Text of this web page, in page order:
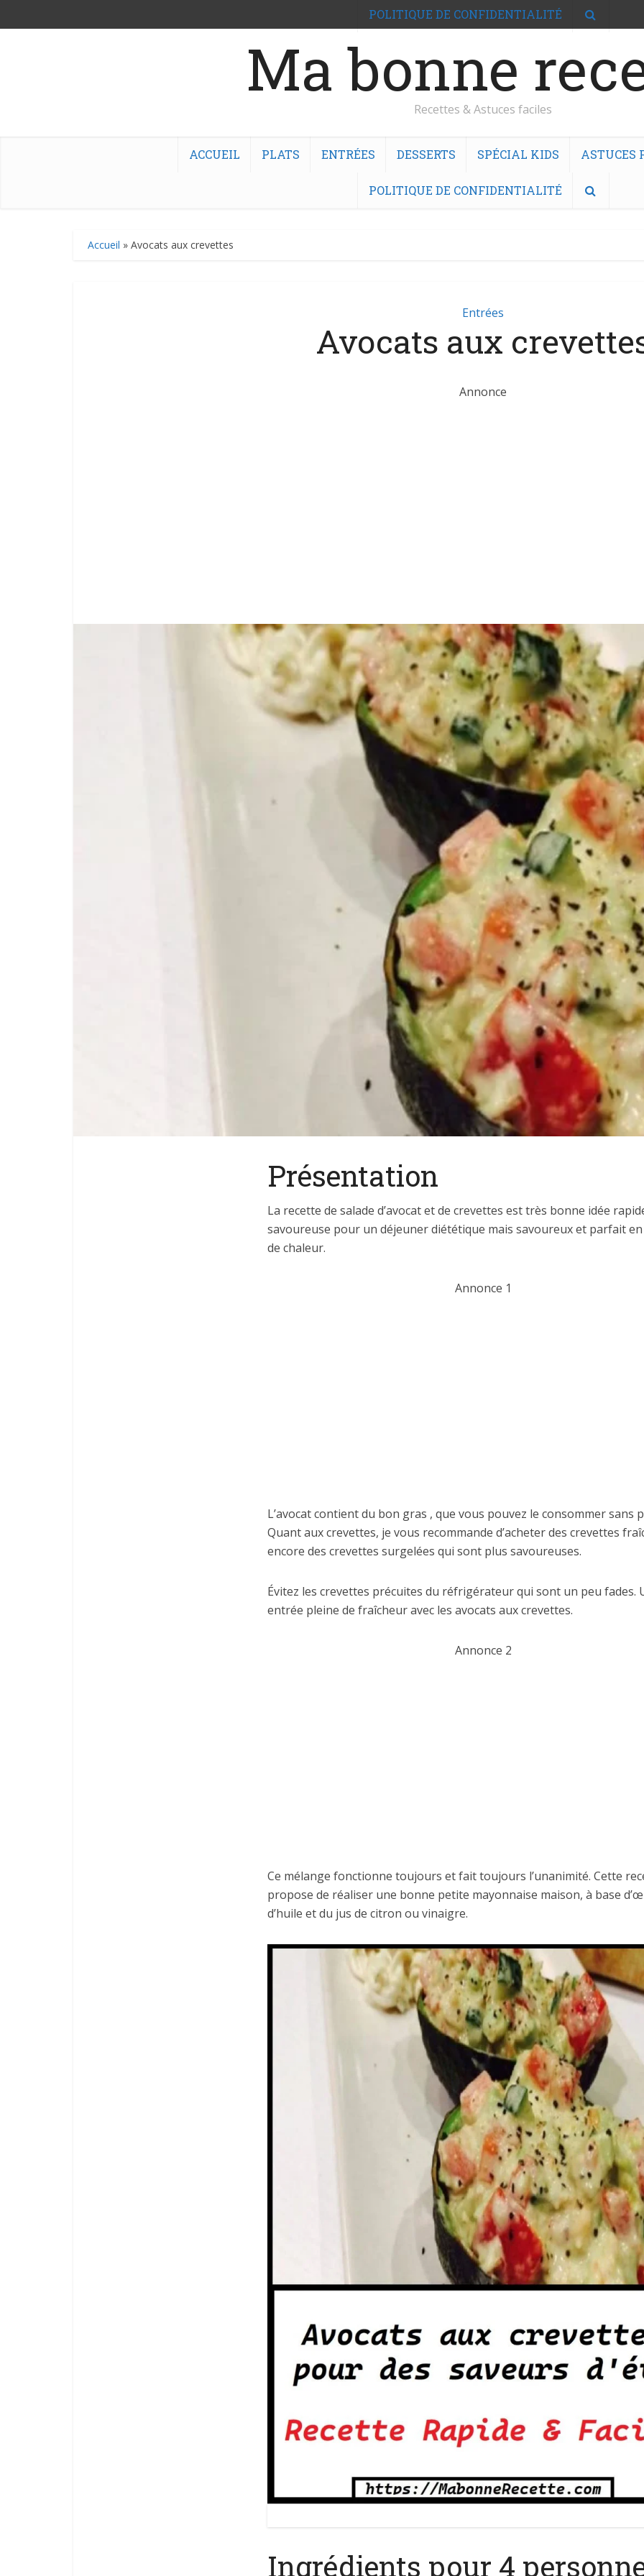
Ma bonne
Recettes & Astuces faciles
ACCUEIL PLATS ENTRÉES DESSERTS SPÉCIAL KIDS ASTUCES
POLITIQUE DE CONFIDENTIALITÉ
POLITIQUE DE CONFIDENTIALITÉ
Accueil » Avocats aux crevettes
Entrées
Avocats aux
Annonce
Présentation
La recette de salade d’avocat et de crevettes est très bonne idée
savoureuse pour un déjeuner diététique mais savoureux et parfait
de chaleur.
Annonce 1
L’avocat contient du bon gras , que vous pouvez le consommer sans
Quant aux crevettes, je vous recommande d’acheter des crevettes
encore des crevettes surgelées qui sont plus savoureuses.
Évitez les crevettes précuites du réfrigérateur qui sont un peu fades.
entrée pleine de fraîcheur avec les avocats aux crevettes.
Annonce 2
Ce mélange fonctionne toujours et fait toujours l’unanimité. Cette
propose de réaliser une bonne petite mayonnaise maison, à base
d’huile et du jus de citron ou vinaigre.
Ingrédients pour 4